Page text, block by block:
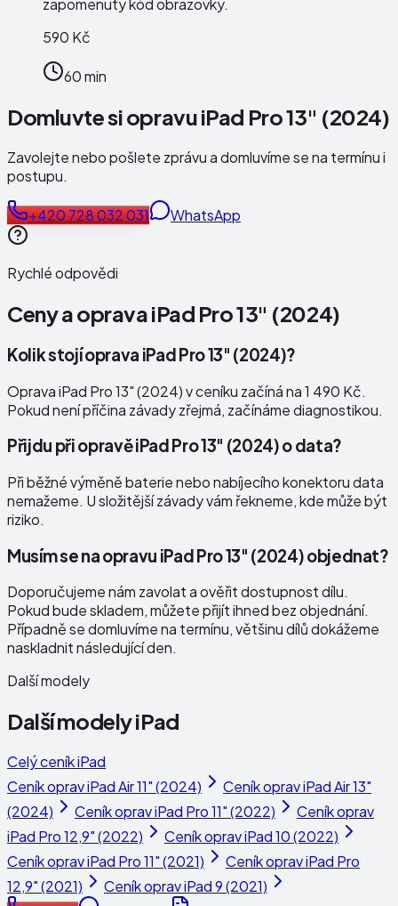
zapomenutý kód obrazovky.
590 Kč
60 min
Domluvte si opravu iPad Pro 13" (2024)
Zavolejte nebo pošlete zprávu a domluvíme se na termínu i
postupu.
+420 728 032 031 WhatsApp
Rychlé odpovědi
Ceny a opravaiPad Pro 13" (2024)
Kolik stojí oprava iPad Pro 13" (2024)?
Oprava iPad Pro 13" (2024) v ceníku začíná na 1 490 Kč.
Pokud není příčina závady zřejmá, začínáme diagnostikou.
Přijdu při opravě iPad Pro 13" (2024) o data?
Při běžné výměně baterie nebo nabíjecího konektoru data
nemažeme. U složitější závady vám řekneme, kde může být
riziko.
Musím se na opravu iPad Pro 13" (2024) objednat?
Doporučujeme nám zavolat a ověřit dostupnost dílu.
Pokud bude skladem, můžete přijít ihned bez objednání.
Případně se domluvíme na termínu, většinu dílů dokážeme
naskladnit následující den.
Další modely
Další modelyiPad
Celý ceníkiPad
Ceník opraviPad Air 11" (2024) Ceník opraviPad Air 13"
(2024)
Ceník opraviPad Pro 11" (2022)
Ceník oprav
iPad Pro 12,9" (2022)
Ceník opraviPad 10 (2022)
Ceník opraviPad Pro 11" (2021) Ceník opraviPad Pro
12,9" (2021)
Ceník opraviPad 9 (2021)